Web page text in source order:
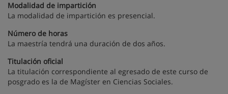
Modalidad de impartición
La modalidad de impartición es presencial.
Número de horas
La maestría tendrá una duración de dos años.
Titulación oficial
La titulación correspondiente al egresado de este curso de
posgrado es la de Magíster en Ciencias Sociales.